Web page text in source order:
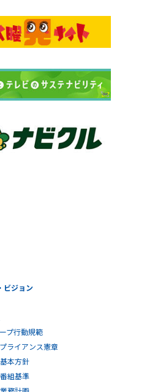
ビジョン
プ行動規範
ライアンス憲章
本方針
組基準
務計画